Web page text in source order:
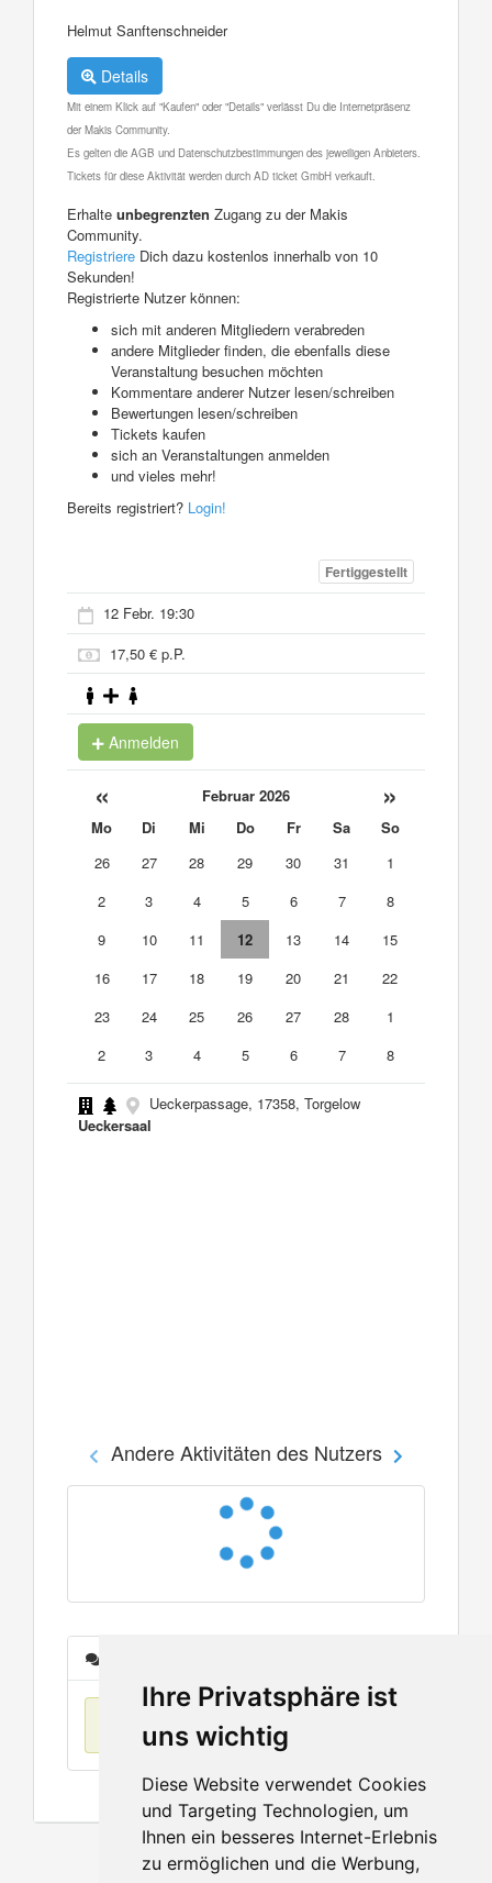
Ihre Privatsphäre ist
uns wichtig
Diese Website verwendet Cookies
und Targeting Technologien, um
Ihnen ein besseres Internet-Erlebnis
zu ermöglichen und die Werbung,
Helmut Sanftenschneider
Details
Mit einem Klick auf "Kaufen" oder "Details" verlässt Du die Internetpräsenz
der Makis Community.
Es gelten die AGB und Datenschutzbestimmungen des jeweiligen Anbieters.
Tickets für diese Aktivität werden durch AD ticket GmbH verkauft.
Erhalte unbegrenzten Zugang zu der Makis
Community.
Registriere Dich dazu kostenlos innerhalb von 10
Sekunden!
Registrierte Nutzer können:
sich mit anderen Mitgliedern verabreden
andere Mitglieder finden, die ebenfalls diese
Veranstaltung besuchen möchten
Kommentare anderer Nutzer lesen/schreiben
Bewertungen lesen/schreiben
Tickets kaufen
sich an Veranstaltungen anmelden
und vieles mehr!
Bereits registriert? Login!
Fertiggestellt
12 Febr. 19:30
17,50 € p.P.
Anmelden
« Februar 2026 »
Mo Di Mi Do Fr Sa
So
26
27 28 29 30 31
1
2
3 4 5 6 7
8
9
10 11 12 13 14
15
16
17 18 19 20 21
22
23
24 25 26 27 28
1
2
3 4 5 6 7 8
Ueckerpassage, 17358, Torgelow
Ueckersaal
Andere Aktivitäten des Nutzers
Keine Einträge